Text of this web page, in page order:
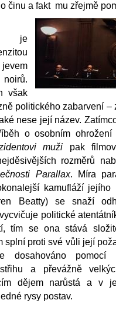
činu a fakt mu zřejmě
je
noirů.
však
politického zabarvení –
nese její název.
o osobním
muži pak
rozměrů
Parallax. Míra
kamufláží jejího
Beatty) se snaží
politické
tím se ona stává
splní proti své vůli její
dosahováno pomocí
a převážně
dějem narůstá a v
rysy postav.